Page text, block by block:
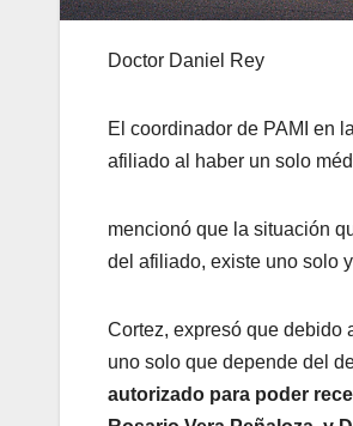
Doctor Daniel Rey
El coordinador de PAMI en
afiliado al haber un solo
mencionó que la situación
del afiliado, existe uno solo
Cortez, expresó que debido
uno solo que depende del
autorizado para poder